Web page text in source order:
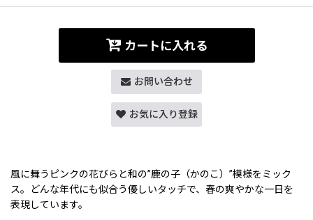
カートに入れる
お問い合わせ
お気に入り登録
風に舞うピンクの花びらと和の”鹿の子（かのこ）”模様をミック
ス。どんな年代にも似合う優しいタッチで、春の爽やかな一日を
表現しています。